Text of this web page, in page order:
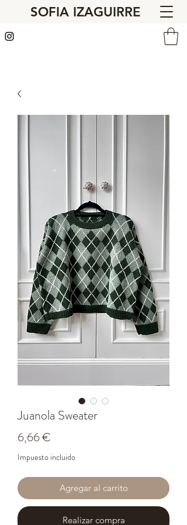
SOFIA IZAGUIRRE
Juanola Sweater
6,66 €
Impuesto incluido
Agregar al carrito
Realizar compra